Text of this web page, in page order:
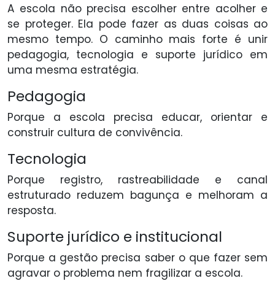
A escola não precisa escolher entre acolher e
se proteger. Ela pode fazer as duas coisas ao
mesmo tempo. O caminho mais forte é unir
pedagogia, tecnologia e suporte jurídico em
uma mesma estratégia.
Pedagogia
Porque a escola precisa educar, orientar e
construir cultura de convivência.
Tecnologia
Porque registro, rastreabilidade e canal
estruturado reduzem bagunça e melhoram a
resposta.
Suporte jurídico e institucional
Porque a gestão precisa saber o que fazer sem
agravar o problema nem fragilizar a escola.